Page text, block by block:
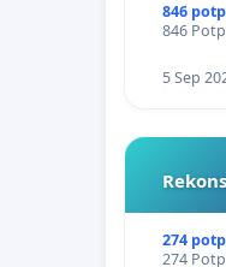
846
846
5 Sep
274
274